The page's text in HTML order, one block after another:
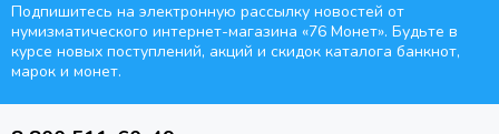
Подпишитесь на электронную рассылку новостей от
нумизматического интернет-магазина «76 Монет». Будьте в
курсе новых поступлений, акций и скидок каталога банкнот,
марок и монет.